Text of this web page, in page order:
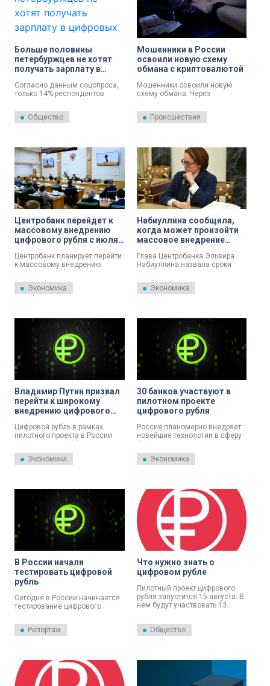
Больше половины
петербуржцев не хотят
получать зарплату в
Согласно данным соцопроса,
только 14% респондентов
хотели бы получать выплаты
полностью или частично в
цифровых рублях, остальные
сервиса Superjob.
Общество
Мошенники в России
освоили новую схему
обмана с криптовалютой
Мошенники освоили новую
схему обмана. Через
фейковые сайты, копирующие
официальные ресурсы, они
предлагают гражданам стать
своего банка.
Происшествия
Центробанк перейдет к
массовому внедрению
цифрового рубля с июля
Центробанк планирует перейти
к массовому внедрению
года. До этого времени
продолжится его пилотное
Экономика
Набиуллина сообщила,
когда может произойти
массовое внедрение
Глава Центробанка Эльвира
Набиуллина назвала сроки
внедрения цифрового рубля.
Экономика
Владимир Путин призвал
перейти к широкому
внедрению цифрового
Цифровой рубль в рамках
пилотного проекта в России
О необходимости перейти к
его широкому внедрению в
Экономика
30 банков участвуют в
пилотном проекте
цифрового рубля
Россия планомерно внедряет
новейшие технологии в сферу
укрепляя национальную
валюту.Экономика
В России начали
тестировать цифровой
рубль
Сегодня в России начинается
тестирование цифрового
к нему получат 600 человек и
30 предприятий. Внедрение в
Репортаж
Что нужно знать о
цифровом рубле
Пилотный проект цифрового
рубля запустится 15 августа. В
нем будут участвовать 13
присоединятся еще 19.
Телеканал «Санкт-Петербург»
Общество